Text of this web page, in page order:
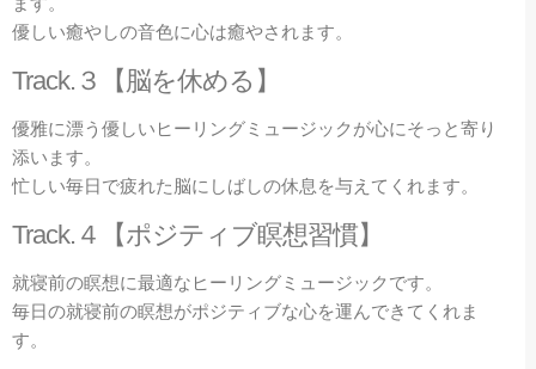
優しい癒やしの音色に心は癒やされます。
Track. ３【脳を休める】
優雅に漂う優しいヒーリングミュージックが心にそっと寄り
添います。
忙しい毎日で疲れた脳にしばしの休息を与えてくれます。
Track. ４【ポジティブ瞑想習慣】
就寝前の瞑想に最適なヒーリングミュージックです。
毎日の就寝前の瞑想がポジティブな心を運んできてくれま
す。